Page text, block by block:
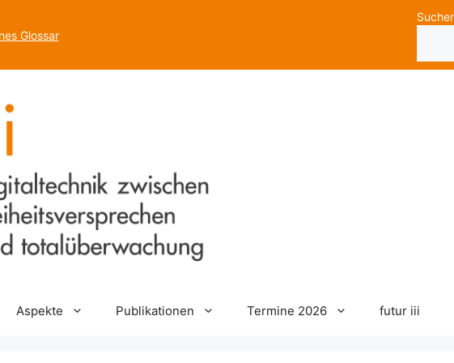
Glossar
Aspekte Publikationen Termine 2026 futur iii